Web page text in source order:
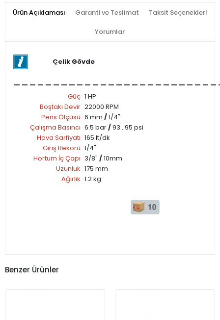
Ürün Açıklaması Garanti ve Teslimat Taksit Seçenekleri
Yorumlar
Çelik Gövde
Güç 1 HP
Boştaki Devir 22000 RPM
Pens Ölçüsü 6 mm /1/4"
Çalışma Basıncı 6.5 bar/93...95 psi
Hava Sarfiyatı 165 lt/dk
Giriş Rekoru 1/4"
Hortum İç Çapı 3/8" /10mm
Uzunluk 175 mm
Ağırlık 1.2 kg
Benzer Ürünler